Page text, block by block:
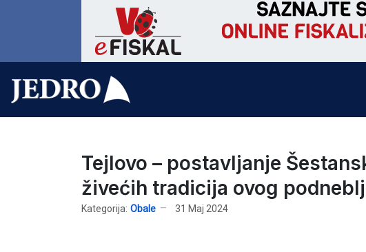
Tejlovo – postavljanje
živećih tradicija ovog
Kategorija: Obale 31 Maj 2024